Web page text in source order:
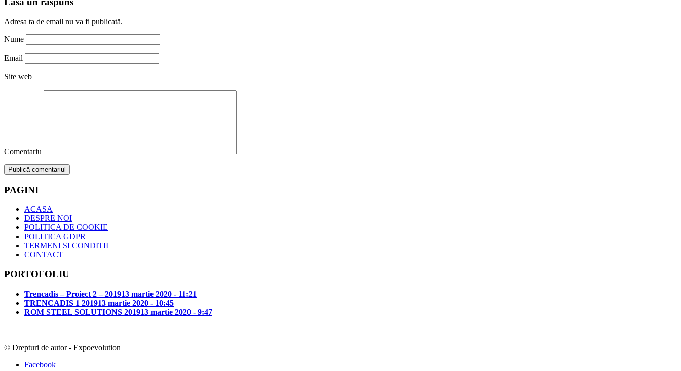
Adresa ta de email nu va fi publicată.
Nume
Email
Site web
Comentariu
PAGINI
ACASA
DESPRE NOI
POLITICA DE COOKIE
POLITICA GDPR
TERMENI SI CONDITII
CONTACT
PORTOFOLIU
Trencadis – Proiect 2 – 201913 martie 2020 - 11:21
TRENCADIS 1 201913 martie 2020 - 10:45
ROM STEEL SOLUTIONS 201913 martie 2020 - 9:47
© Drepturi de autor - Expoevolution
Facebook